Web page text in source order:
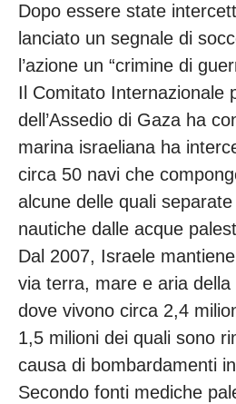
Dopo essere state
lanciato un segnale di
l’azione un “crimine di
Il Comitato Internazionale
dell’Assedio di Gaza ha
marina israeliana ha
circa 50 navi che
alcune delle quali
nautiche dalle acque
Dal 2007, Israele
via terra, mare e aria della
dove vivono circa 2,4
1,5 milioni dei quali sono
causa di bombardamenti
Secondo fonti mediche